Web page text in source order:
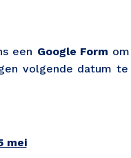
een Google Form
volgende datum
mei